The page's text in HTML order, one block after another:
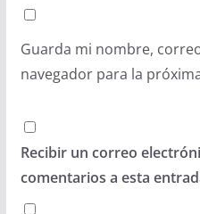
Guarda mi nombre,
navegador para la
Recibir un correo
comentarios a esta